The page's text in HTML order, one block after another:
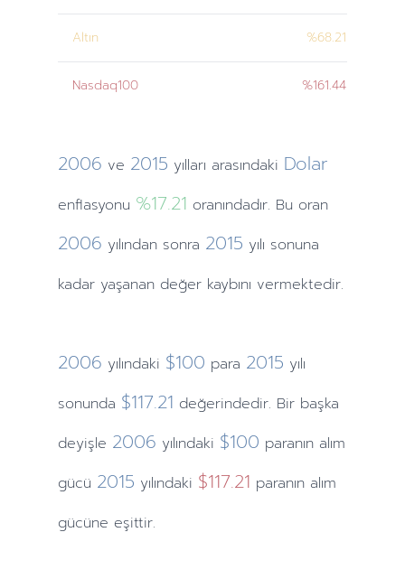
Altın %68.21
Nasdaq100 %161.44
2006 ve 2015 yılları arasındaki Dolar
enflasyonu %17.21 oranındadır. Bu oran
2006 yılındansonra 2015 yılı sonuna
kadar yaşanan değer kaybını vermektedir.
2006 yılındaki $100 para 2015 yılı
sonunda $117.21 değerindedir. Bir başka
deyişle 2006 yılındaki $100 paranın alım
gücü 2015 yılındaki $117.21 paranın alım
gücüne eşittir.